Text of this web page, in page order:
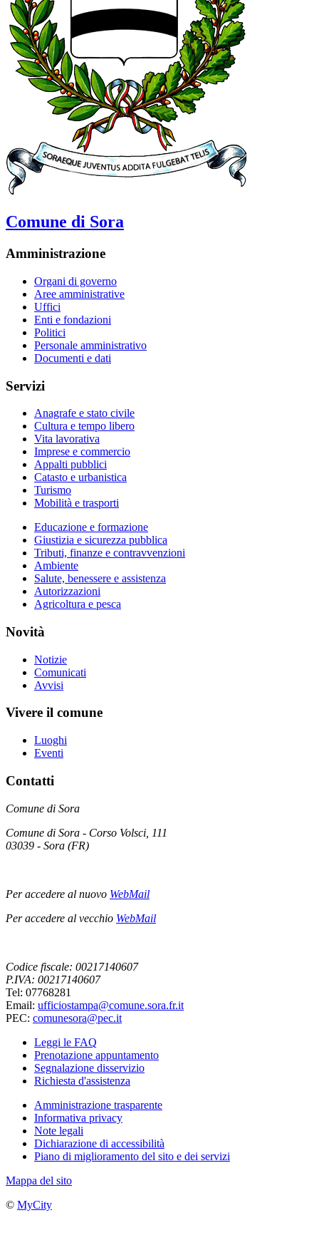
Comune di Sora
Amministrazione
Organi di governo
Aree amministrative
Uffici
Enti e fondazioni
Politici
Personale amministrativo
Documenti e dati
Servizi
Anagrafe e stato civile
Cultura e tempo libero
Vita lavorativa
Imprese e commercio
Appalti pubblici
Catasto e urbanistica
Turismo
Mobilità e trasporti
Educazione e formazione
Giustizia e sicurezza pubblica
Tributi, finanze e contravvenzioni
Ambiente
Salute, benessere e assistenza
Autorizzazioni
Agricoltura e pesca
Novità
Notizie
Comunicati
Avvisi
Vivere il comune
Luoghi
Eventi
Contatti
Comune di Sora
Comune di Sora - Corso Volsci, 111
03039 - Sora (FR)
Per accedere al nuovo WebMail
Per accedere al vecchio WebMail
Codice fiscale: 00217140607
P.IVA: 00217140607
Tel: 07768281
Email: ufficiostampa@comune.sora.fr.it
PEC: comunesora@pec.it
Leggi le FAQ
Prenotazione appuntamento
Segnalazione disservizio
Richiesta d'assistenza
Amministrazione trasparente
Informativa privacy
Note legali
Dichiarazione di accessibilità
Piano di miglioramento del sito e dei servizi
Mappa del sito
© MyCity